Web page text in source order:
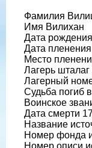
Фамилия
Имя Вилихан
Дата
Дата
Место
Лагерь шталаг
Лагерный
Судьба погиб
Воинское
Дата смерти
Название
Номер фонда
Номер описи